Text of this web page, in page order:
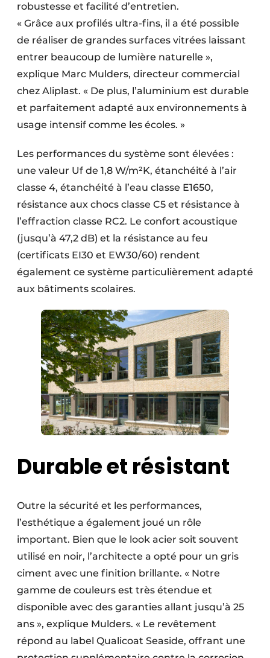
robustesse et facilité d’entretien.
« Grâce aux profilés ultra-fins, il a été possible
de réaliser de grandes surfaces vitrées laissant
entrer beaucoup de lumière naturelle »,
explique Marc Mulders, directeur commercial
chez Aliplast. « De plus, l’aluminium est durable
et parfaitement adapté aux environnements à
usage intensif comme les écoles. »
Les performances du système sont élevées :
une valeur Uf de 1,8 W/m²K, étanchéité à l’air
classe 4, étanchéité à l’eau classe E1650,
résistance aux chocs classe C5 et résistance à
l’effraction classe RC2. Le confort acoustique
(jusqu’à 47,2 dB) et la résistance au feu
(certificats EI30 et EW30/60) rendent
également ce système particulièrement adapté
aux bâtiments scolaires.
Durable et résistant
Outre la sécurité et les performances,
l’esthétique a également joué un rôle
important. Bien que le look acier soit souvent
utilisé en noir, l’architecte a opté pour un gris
ciment avec une finition brillante. « Notre
gamme de couleurs est très étendue et
disponible avec des garanties allant jusqu’à 25
ans », explique Mulders. « Le revêtement
répond au label Qualicoat Seaside, offrant une